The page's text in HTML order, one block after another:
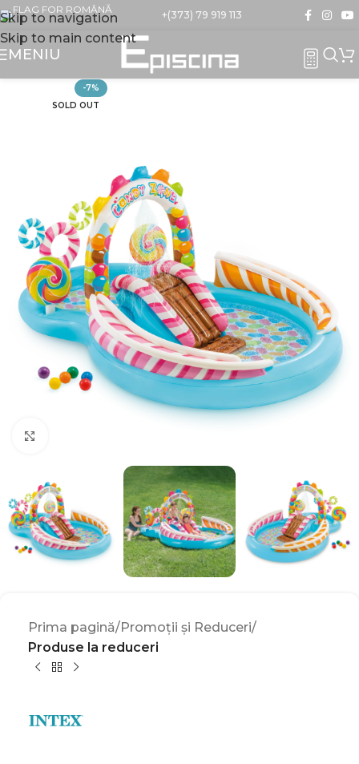
Skip to navigation
Skip to main content
+(373) 79 919 113
MENIU
-7%
SOLD OUT
Prima pagină Promoții și Reduceri
Produse la reduceri